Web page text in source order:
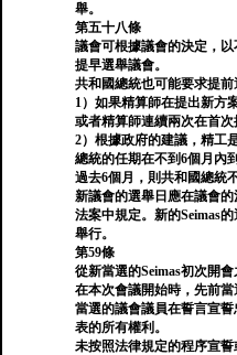
舉。
第五十八條
議會可根據議會的決定，
提早選舉議會。
共和國總統也可能要求提前
1）如果精算師在提出新方
或者精算師連續兩次在首
2）根據政府的建議，精工
總統的任期在不到6個月內
過去6個月，則共和國總統
新議會的選舉日應在議會
法案中規定。新的Seimas
舉行。
第59條
從新當選的Seimas初次開會
在本次會議開始時，先前當
當選的議會議員在誓言宣
表的所有權利。
未按照法律規定的程序宣